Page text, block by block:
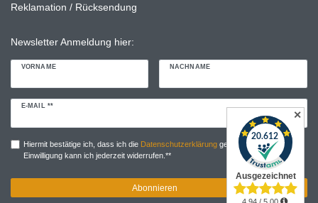
Reklamation / Rücksendung
Newsletter Anmeldung hier:
VORNAME NACHNAME
E-MAIL **
Newsletter
Hiermit bestätige ich, dass ich die Daten­schutz­erklärunggelesen habe. Meine
Einwilligung kann ich jederzeit widerrufen.**
Abonnieren
✕